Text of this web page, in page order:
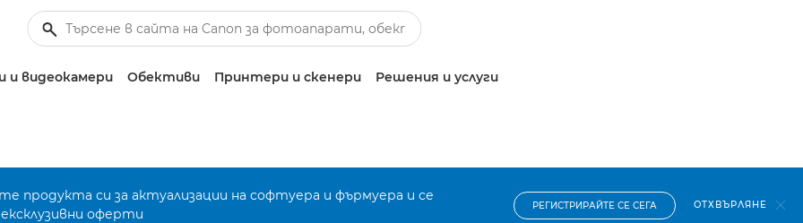
видеокамери Обективи Принтери и скенери Решения и услуги
продукта си за актуализации на софтуера и фърмуера и се
оферти
РЕГИСТРИРАЙТЕ СЕ СЕГА ОТХВЪРЛЯНЕ